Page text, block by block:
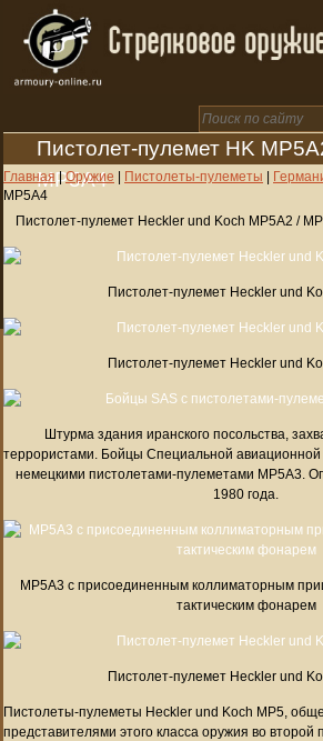
Пистолет-пулемет HK
MP5A4
Главная|Оружие | Пистолеты-пулеметы |
MP5A4
Пистолет-пулемет Heckler und Koch MP5A2 /
Пистолет-пулемет Heckler und
Пистолет-пулемет Heckler und
Штурма здания иранского посольства,
террористами. Бойцы Специальной
немецкими пистолетами-пулеметами MP5A3.
1980 года.
MP5A3 с присоединенным коллиматорным
тактическим фонарем
Пистолет-пулемет Heckler und
Пистолеты-пулеметы Heckler und Koch MP5,
представителями этого класса оружия во второй